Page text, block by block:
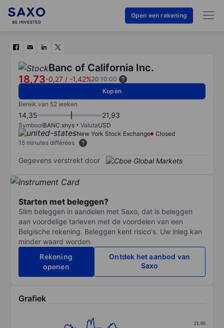
Open een rekening
Banc of California Inc.
18,73-0,27 / -1,42%20:10:00
Kopen
Bereik van 52 weken
14,35 21,93
SymboolBANC:xnys ValutaUSD
New York Stock Exchange
Closed
15 minutes différées
Gegevens verstrekt door
Starten met beleggen?
Slim beleggen in aandelen met Saxo, dat is beleggen
aan voordelige tarieven met de voordelen van een
Belgische rekening. Beleggen kent risico's. Uw inleg kan
minder waard worden.
Rekening
openen
Ontdek het aanbod van
Saxo
Grafiek
21,60